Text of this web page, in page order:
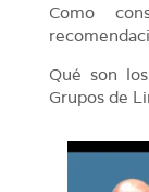
Como
Qué son
Grupos de